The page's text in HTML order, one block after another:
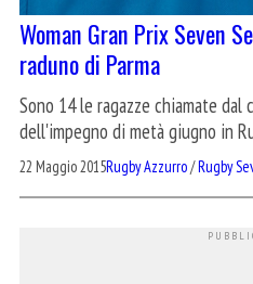
Woman Gran Prix Seven
raduno di Parma
Sono 14 le ragazze chiamate dal
dell'impegno di metà giugno in
22 Maggio 2015Rugby Azzurro/Rugby